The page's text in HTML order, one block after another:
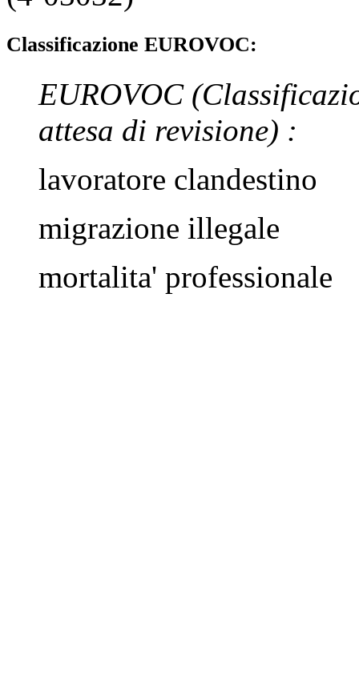
Classificazione EUROVOC:
EUROVOC
attesa di revisione) :
lavoratore clandestino
migrazione illegale
mortalita' professionale